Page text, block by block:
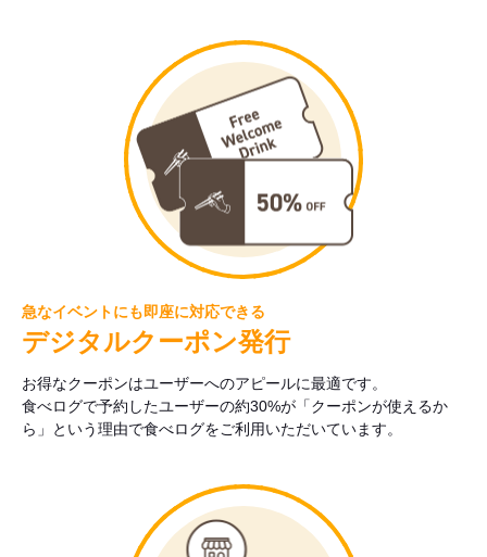
急なイベントにも即座に対応できる
デジタルクーポン発行
お得なクーポンはユーザーへのアピールに最適です。
食べログで予約したユーザーの約30%が「クーポンが使えるか
ら」という理由で食べログをご利用いただいています。